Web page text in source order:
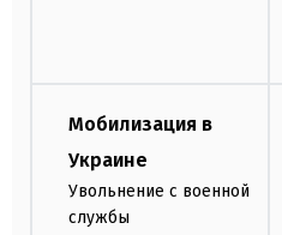
Мобилизация в
Украине
Увольнение с военной
службы